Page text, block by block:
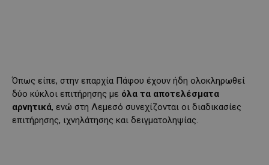
Όπως είπε, στην επαρχία Πάφου έχουν ήδη ολοκληρωθεί
δύο κύκλοι επιτήρησης με όλα τα αποτελέσματα
αρνητικά, ενώ στη Λεμεσό συνεχίζονται οι διαδικασίες
επιτήρησης, ιχνηλάτησης και δειγματοληψίας.